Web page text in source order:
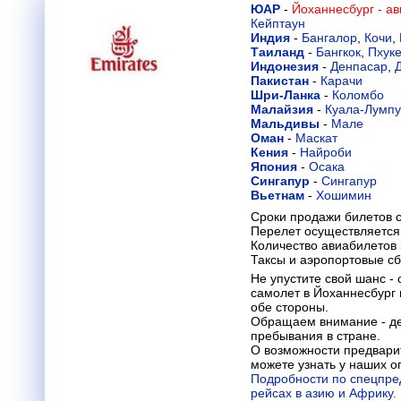
ЮАР - Йоханнесбург -
Кейптаун
Индия - Бангалор Кочи
Таиланд - Бангкок
Индонезия - Денпасар
Пакистан - Карачи
Шри-Ланка - Коломбо
Малайзия - Куала-
Мальдивы - Мале
Оман - Маскат
Кения - Найроби
Япония - Осака
Сингапур - Сингапур
Вьетнам - Хошимин
Сроки продажи билетов
Перелет
Количество
Таксы и аэропортовые
Не упустите свой шанс -
самолет в
обе стороны.
Обращаем внимание -
пребывания в стране.
О возможности
можете узнать у наших
Подробности по
рейсах в азию и Африку.